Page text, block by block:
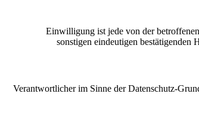
Einwilligung ist jede von der
sonstigen eindeutigen bestätigenden
Verantwortlicher im Sinne der Datenschutz-